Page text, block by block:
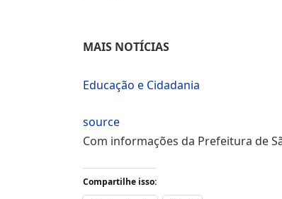
MAIS NOTÍCIAS
Educação e Cidadania
source
Com informações da Prefeitura de
Compartilhe isso: